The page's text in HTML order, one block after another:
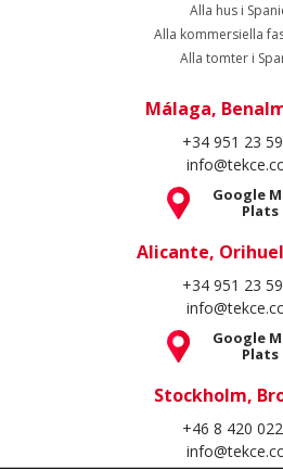
Alla hus i
Alla kommersiella
Alla tomter i
Málaga,
+34 951 23
Google
Plats
Alicante,
+34 951 23
Google
Plats
Stockholm,
+46 8 420